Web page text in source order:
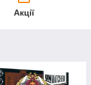
Акції